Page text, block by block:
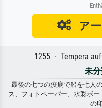
ア
1255 · Tempera
未
最後の七つの疫病で船を七人
ス、フォトペーパー、水彩ボ
の